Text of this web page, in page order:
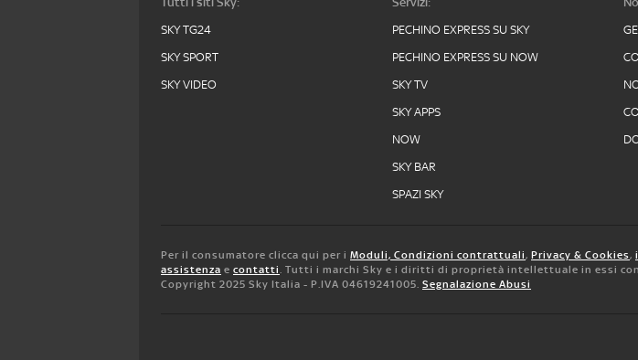
SKY TG24
SKY SPORT
SKY VIDEO
PECHINO EXPRESS SU SKY
PECHINO EXPRESS SU NOW
SKY TV
SKY APPS
NOW
SKY BAR
SPAZI SKY
Per il consumatore clicca qui per i Moduli, Condizioni contrattuali, Privacy & Cookies,
assistenza e contatti. Tutti i marchi Sky e i diritti di proprietà intellettuale in essi
Copyright 2025 Sky Italia - P.IVA 04619241005. Segnalazione Abusi